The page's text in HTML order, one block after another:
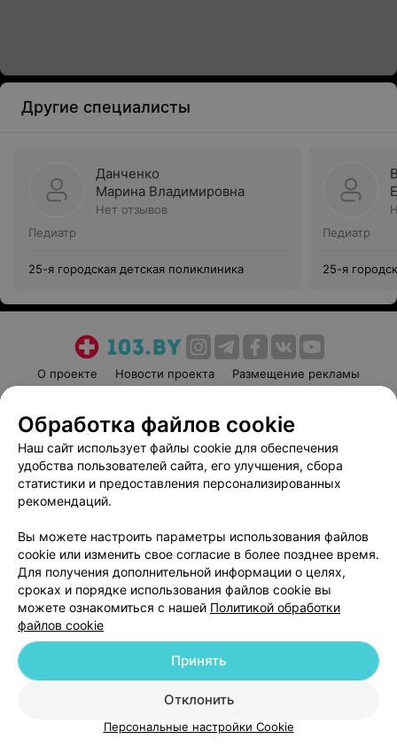
Другие специалисты
Данченко
Марина Владимировна
Нет отзывов
Педиатр
25-я городская детская поликлиника
Педиатр
25-я
О проекте Новости проекта
Размещение рекламы
Пользовательское соглашение
Способы оплаты
Вакансии
Партнеры
Написать руководителю 103.by
Обработка персональных данных
© 2026 ООО «Артокс Лаб», УНП 191700409
| 220012, Республика Беларусь,
Служба поддержки +375 291212755
Обработка файлов cookie
Наш сайт использует файлы cookie для обеспечения
удобства пользователей сайта, его улучшения, сбора
статистики и предоставления персонализированных
рекомендаций.
Вы можете настроить параметры использования файлов
cookie или изменить свое согласие в более позднее время.
Для получения дополнительной информации о целях,
сроках и порядке использования файлов cookie вы
можете ознакомиться с нашей Политикой обработки
файлов cookie
Отклонить
Принять
Персональные настройки Cookie